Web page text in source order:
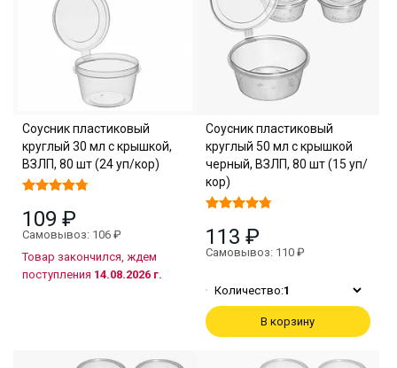
Соусник пластиковый
круглый 30 мл с крышкой,
ВЗЛП, 80 шт (24 уп/кор)
109 ₽
Самовывоз: 106 ₽
Товар закончился, ждем
поступления 14.08.2026 г.
Соусник пластиковый
круглый 50 мл с крышкой
черный, ВЗЛП, 80 шт (15 уп/
кор)
113 ₽
Самовывоз: 110 ₽
Количество:1
В корзину